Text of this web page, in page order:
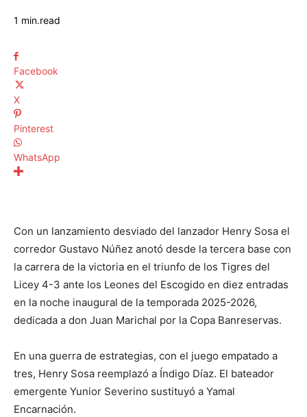
1 min.read
Facebook
X
Pinterest
WhatsApp
Con un lanzamiento desviado del lanzador Henry Sosa el
corredor Gustavo Núñez anotó desde la tercera base con
la carrera de la victoria en el triunfo de los Tigres del
Licey 4-3 ante los Leones del Escogido en diez entradas
en la noche inaugural de la temporada 2025-2026,
dedicada a don Juan Marichal por la Copa Banreservas.
En una guerra de estrategias, con el juego empatado a
tres, Henry Sosa reemplazó a Índigo Díaz. El bateador
emergente Yunior Severino sustituyó a Yamal
Encarnación.